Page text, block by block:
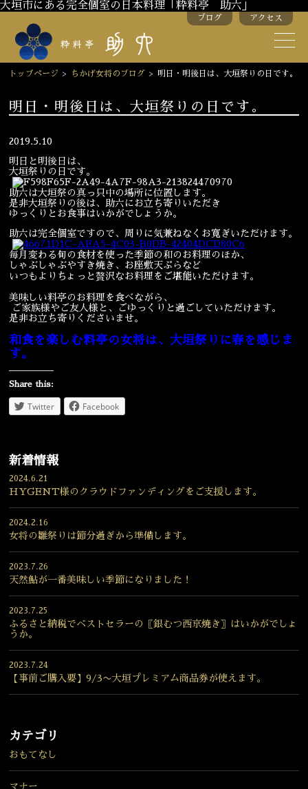
大垣市にある完全個室の日本料理「粋料亭 助六」
ブログ アクセス
トップページ > ちかげ女将のブログ > 明日・明後日は、大垣祭りの日です。
明日・明後日は、大垣祭りの日です。
2019.5.10
明日と明後日は、
大垣祭りの日です。
助六は大垣祭の真っ只中の場所に位置します。
是非大垣祭りの後は、助六にお立ち寄りいただき
ゆっくりとお食事はいかがでしょうか。
助六は完全個室ですので、周りに気兼ねなくお寛ぎいただけます。
毎月変わる旬の食材を使った季節の和のお料理のほか、
しゃぶしゃぶやすき焼き、お座敷天ぷらなど
いつもよりちょっと贅沢なお料理をご堪能いただけます。
美味しい料亭のお料理を食べながら、
ご家族様やご友人様と、ごゆっくりと過ごしていただけます。
是非お立ち寄りくださいませ。
和食を楽しむ料亭の女将は、大垣祭りに春を感じま
す。
Share this:
Twitter Facebook
新着情報
2024.6.21
HYGENT様のクラウドファンディングをご支援します。
2024.2.16
女将の雛祭りは節分過ぎから準備します。
2023.7.26
天然鮎が一番美味しい季節になりました！
2023.7.25
ふるさと納税でベストセラーの〖銀むつ西京焼き〗はいかがでしょ
うか。
2023.7.24
【事前ご購入要】9/3〜大垣プレミアム商品券が使えます。
カテゴリ
おもてなし
マナー
季節のお料理
お飲み物
お部屋のご紹介 会議・舞台のご利用
結婚式・披露宴
慶事 お顔合わせ